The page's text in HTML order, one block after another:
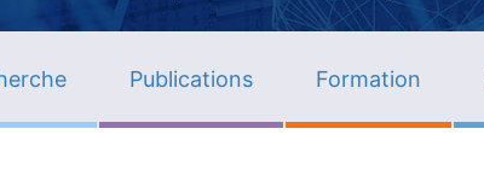
Publications Formation